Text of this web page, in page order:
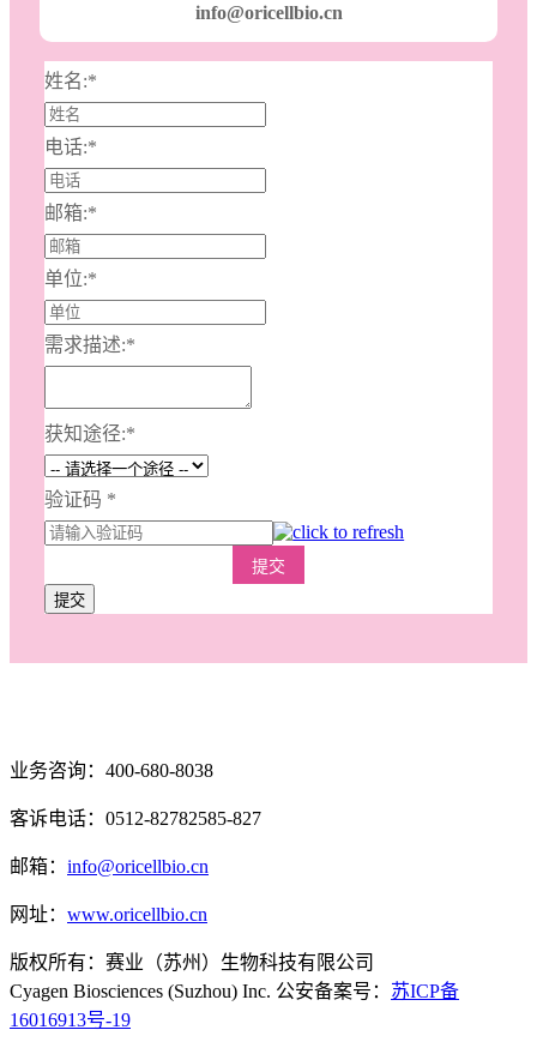
info@oricellbio.cn
姓名:*
电话:*
邮箱:*
单位:*
需求描述:*
获知途径:*
验证码 *
提交
提交
业务咨询：400-680-8038
客诉电话：0512-82782585-827
邮箱： info@oricellbio.cn
网址： www.oricellbio.cn
版权所有：赛业（苏州）生物科技有限公司
Cyagen Biosciences (Suzhou) Inc. 公安备案号： 苏ICP备
16016913号-19